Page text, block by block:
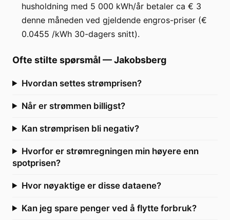
husholdning med 5 000 kWh/år betaler ca € 3
denne måneden ved gjeldende engros-priser (€
0.0455 /kWh 30-dagers snitt).
Ofte stilte spørsmål —Jakobsberg
Hvordan settes strømprisen?
Når er strømmen billigst?
Kan strømprisen bli negativ?
Hvorfor er strømregningen min høyere enn
spotprisen?
Hvor nøyaktige er disse dataene?
Kan jeg spare penger ved å flytte forbruk?